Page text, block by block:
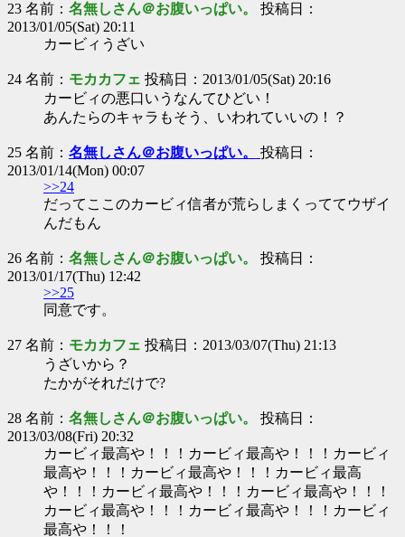
23 名前： 名無しさん＠お腹いっぱい。 投稿日：
2013/01/05(Sat) 20:11
カービィうざい
24 名前： モカカフェ 投稿日：2013/01/05(Sat) 20:16
カービィの悪口いうなんてひどい！
あんたらのキャラもそう、いわれていいの！？
25 名前： 名無しさん＠お腹いっぱい。 投稿日：
2013/01/14(Mon) 00:07
>>24
だってここのカービィ信者が荒らしまくっててウザイ
んだもん
26 名前： 名無しさん＠お腹いっぱい。 投稿日：
2013/01/17(Thu) 12:42
>>25
同意です。
27 名前： モカカフェ 投稿日：2013/03/07(Thu) 21:13
うざいから？
たかがそれだけで?
28 名前： 名無しさん＠お腹いっぱい。 投稿日：
2013/03/08(Fri) 20:32
カービィ最高や！！！カービィ最高や！！！カービィ
最高や！！！カービィ最高や！！！カービィ最高
や！！！カービィ最高や！！！カービィ最高や！！！
カービィ最高や！！！カービィ最高や！！！カービィ
最高や！！！